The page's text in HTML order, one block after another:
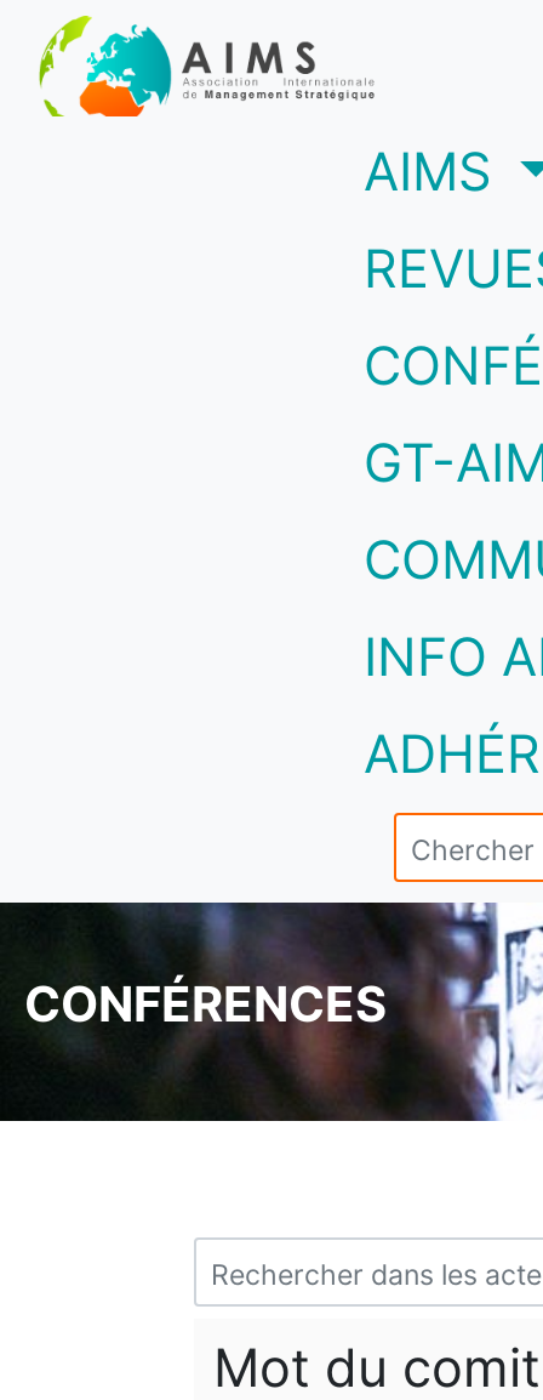
AIMS
GT-
INFO
CONFÉRENCES
Mot du